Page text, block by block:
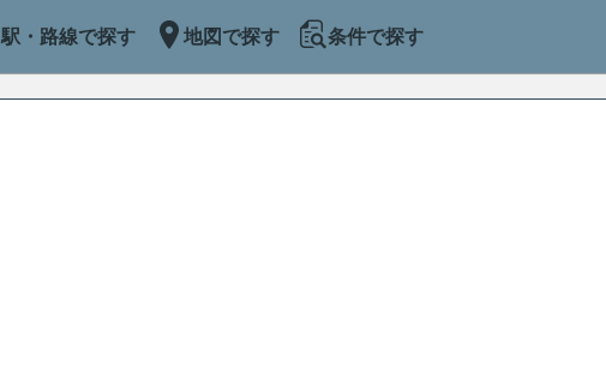
駅・路線で探す 地図で探す 条件で探す